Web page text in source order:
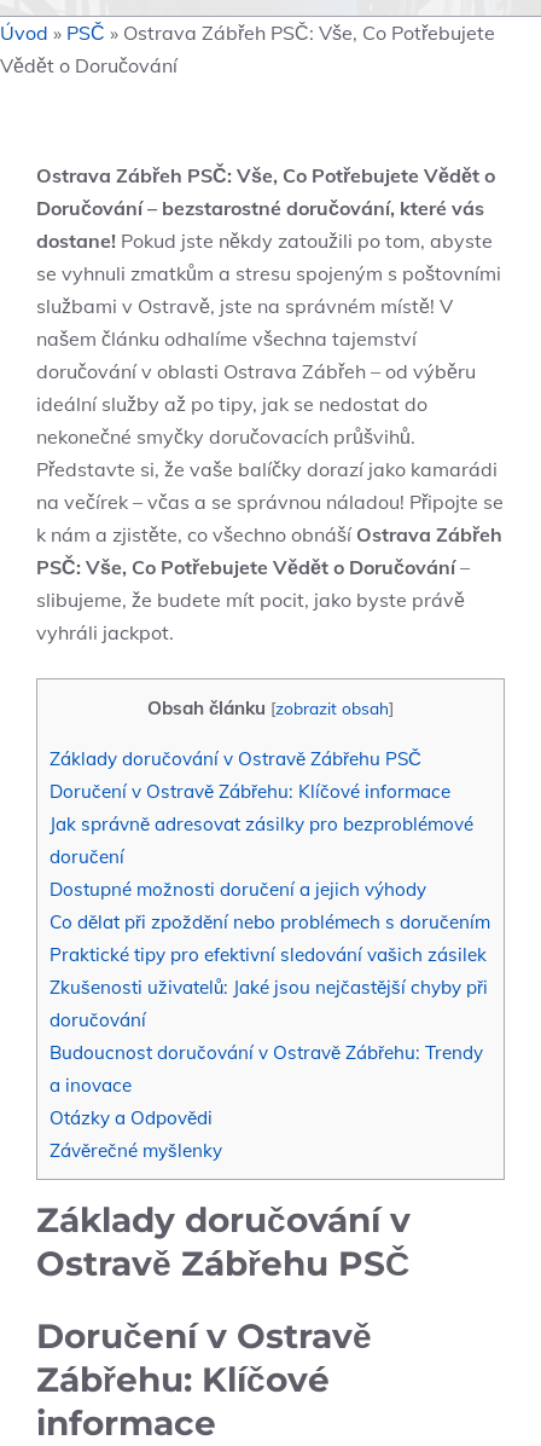
Úvod » PSČ » Ostrava Zábřeh PSČ: Vše, Co Potřebujete
Vědět o Doručování
Ostrava Zábřeh PSČ: Vše, Co Potřebujete Vědět o
Doručování – bezstarostné doručování, které vás
dostane! Pokud jste někdy zatoužili po tom, abyste
se vyhnuli zmatkům a stresu spojeným s poštovními
službami v Ostravě, jste na správném místě! V
našem článku odhalíme všechna tajemství
doručování v oblasti Ostrava Zábřeh – od výběru
ideální služby až po tipy, jak se nedostat do
nekonečné smyčky doručovacích průšvihů.
Představte si, že vaše balíčky dorazí jako kamarádi
na večírek – včas a se správnou náladou! Připojte se
k nám a zjistěte, co všechno obnáší Ostrava Zábřeh
PSČ: Vše, Co Potřebujete Vědět o Doručování–
slibujeme, že budete mít pocit, jako byste právě
vyhráli jackpot.
Obsah článku [zobrazit obsah]
Základy doručování v Ostravě Zábřehu PSČ
Doručení v Ostravě Zábřehu: Klíčové informace
Jak správně adresovat zásilky pro bezproblémové
doručení
Dostupné možnosti doručení a jejich výhody
Co dělat při zpoždění nebo problémech s doručením
Praktické tipy pro efektivní sledování vašich zásilek
Zkušenosti uživatelů: Jaké jsou nejčastější chyby při
doručování
Budoucnost doručování v Ostravě Zábřehu: Trendy
a inovace
Otázky a Odpovědi
Závěrečné myšlenky
Základy doručování v
Ostravě Zábřehu PSČ
Doručení v Ostravě
Zábřehu: Klíčové
informace